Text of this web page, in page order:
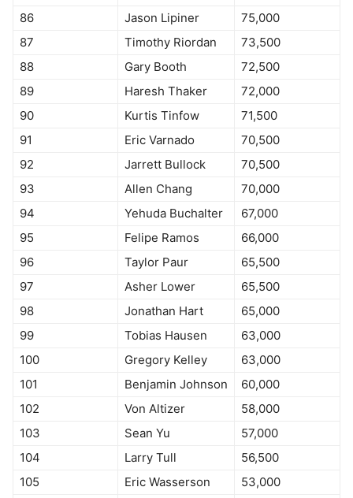
86 Jason Lipiner
75,000
87
Timothy Riordan
73,500
88
Gary Booth
72,500
89
Haresh Thaker
72,000
90
Kurtis Tinfow
71,500
91
Eric Varnado
70,500
92
Jarrett Bullock
70,500
93
Allen Chang
70,000
94
Yehuda Buchalter
67,000
95
Felipe Ramos
66,000
96
Taylor Paur
65,500
97
Asher Lower
65,500
98
Jonathan Hart
65,000
99
Tobias Hausen
63,000
100
Gregory Kelley
63,000
101
Benjamin Johnson
60,000
102
Von Altizer
58,000
103
Sean Yu
57,000
104
Larry Tull
56,500
105
Eric Wasserson
53,000